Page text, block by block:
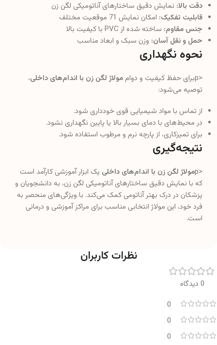
دقت بالا: نمایش دقیق ساختارهای آناتومیکی لگن زن
قابلیت تفکیک: امکان نمایش 71 موقعیت مختلف
جنس مقاوم: ساخته شده از PVC با کیفیت بالا
حمل و نقل آسان: وزن سبک و ابعاد مناسب
نحوه نگهداری
<pبرای حفظ کیفیت و دوام مولاژ لگن زن با اندام‌های داخلی،
توصیه می‌شود:
از تماس با مواد شیمیایی قوی خودداری شود.
در محیط‌های با دمای بسیار بالا یا پایین نگهداری نشود.
برای تمیزکاری، از پارچه نرم و مرطوب استفاده شود.
نتیجه‌گیری
<p مولاژ لگن زن با اندام‌های داخلی یک ابزار آموزشی کارآمد است
که با نمایش دقیق ساختارهای آناتومیکی لگن زن، به دانشجویان و
پزشکان در درک بهتر آناتومی کمک می‌کند. با ویژگی‌های منحصر به
فرد خود، این مولاژ انتخابی مناسب برای مراکز آموزشی و درمانی
است.
نظرات کاربران
0 دیدگاه
0
0
0